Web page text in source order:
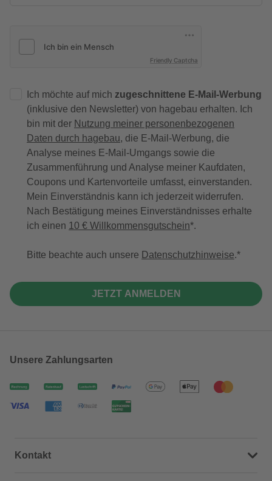
Friendly Captcha
Ich möchte auf mich zugeschnittene E-Mail-Werbung
(inklusive den Newsletter) von hagebau erhalten. Ich
bin mit der Nutzung meiner personenbezogenen
Daten durch hagebau, die E-Mail-Werbung, die
Analyse meines E-Mail-Umgangs sowie die
Zusammenführung und Analyse meiner Kaufdaten,
Coupons und Kartenvorteile umfasst, einverstanden.
Mein Einverständnis kann ich jederzeit widerrufen.
Nach Bestätigung meines Einverständnisses erhalte
ich einen 10 € Willkommensgutschein*.
Bitte beachte auch unsere Datenschutzhinweise.
JETZT ANMELDEN
Unsere Zahlungsarten
Kontakt